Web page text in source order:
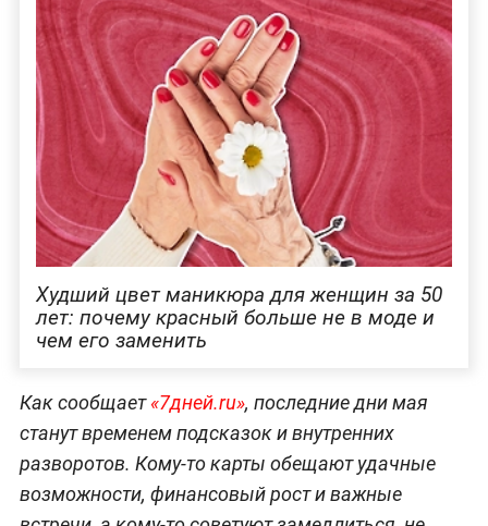
Худший цвет маникюра для женщин за 50
лет: почему красный больше не в моде и
чем его заменить
Как сообщает«7дней.ru», последние дни мая
станут временем подсказок и внутренних
разворотов. Кому-то карты обещают удачные
возможности, финансовый рост и важные